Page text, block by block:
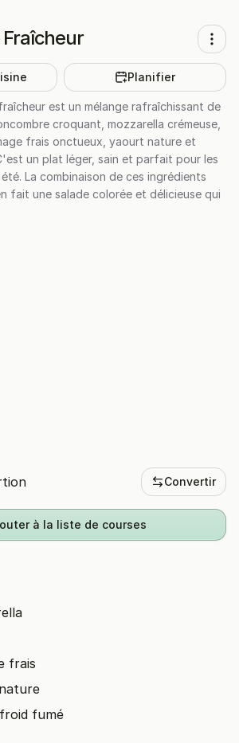
Planifier
est un mélange rafraîchissant de
croquant, mozzarella crémeuse,
frais onctueux, yaourt nature et
un plat léger, sain et parfait pour les
La combinaison de ces ingrédients
fait une salade colorée et délicieuse qui
Convertir
à la liste de courses
frais
fumé